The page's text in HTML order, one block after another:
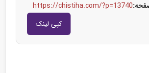
https://chistiha.com/?p=13740
کپی لینک